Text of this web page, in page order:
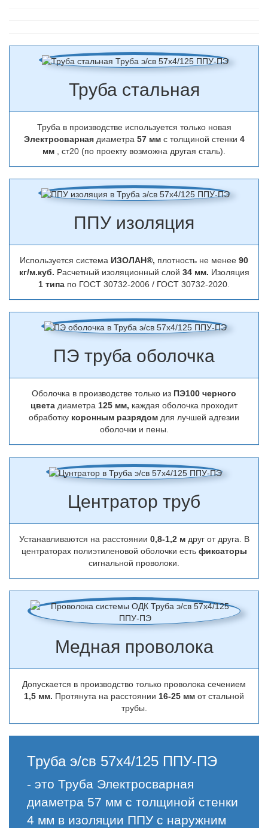
Труба стальная
Труба в производстве используется только новая
Электросварная диаметра 57 ммс толщиной стенки 4
мм , ст20 (по проекту возможна другая сталь).
ППУ изоляция
Используется система ИЗОЛАН®, плотность не менее 90
кг/м.куб. Расчетный изоляционный слой 34 мм. Изоляция
1 типа по ГОСТ 30732-2006 / ГОСТ 30732-2020.
ПЭ труба оболочка
Оболочка в производстве только из ПЭ100 черного
цвета диаметра 125 мм, каждая оболочка проходит
обработку коронным разрядом для лучшей адгезии
оболочки и пены.
Центратор труб
Устанавливаются на расстоянии 0,8-1,2 м друг от друга. В
центраторах полиэтиленовой оболочки есть фиксаторы
сигнальной проволоки.
Медная проволока
Допускается в производство только проволока сечением
1,5 мм. Протянута на расстоянии 16-25 мм от стальной
трубы.
Труба э/св 57х4/125 ППУ-ПЭ
- это Труба Электросварная
диаметра 57 мм с толщиной стенки
4 мм в изоляции ППУ с наружним